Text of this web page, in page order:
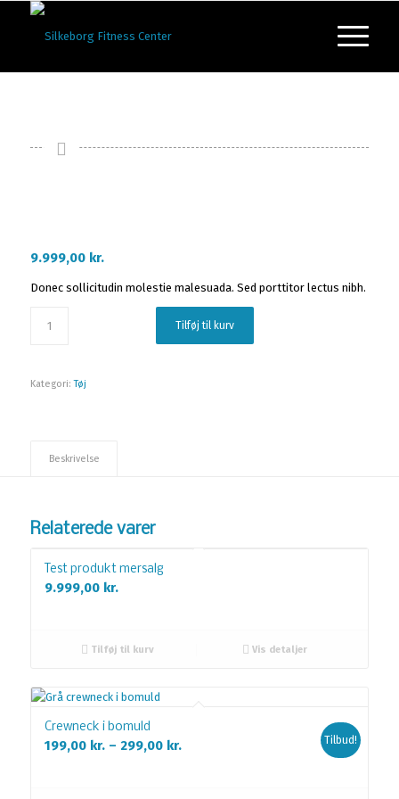
9.999,00 kr.
Donec sollicitudin molestie malesuada. Sed porttitor lectus nibh.
Tilføj til kurv
Kategori:Tøj
Beskrivelse
Relaterede varer
Test produkt mersalg
9.999,00 kr.
Tilføj til kurv Vis detaljer
Crewneck i bomuld
199,00 kr. – 299,00 kr.Prisinterval:
Tilbud!